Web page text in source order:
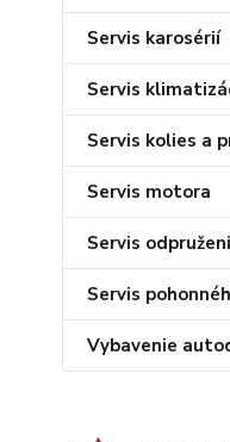
Servis karosérií
Servis
Servis kolies a
Servis motora
Servis
Servis
Vybavenie